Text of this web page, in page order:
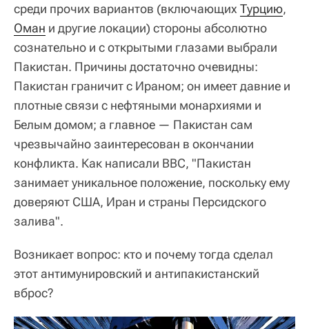
среди прочих вариантов (включающих Турцию,
Оман и другие локации) стороны абсолютно
сознательно и с открытыми глазами выбрали
Пакистан. Причины достаточно очевидны:
Пакистан граничит с Ираном; он имеет давние и
плотные связи с нефтяными монархиями и
Белым домом; а главное — Пакистан сам
чрезвычайно заинтересован в окончании
конфликта. Как написали ВВС, "Пакистан
занимает уникальное положение, поскольку ему
доверяют США, Иран и страны Персидского
залива".
Возникает вопрос: кто и почему тогда сделал
этот антимунировский и антипакистанский
вброс?